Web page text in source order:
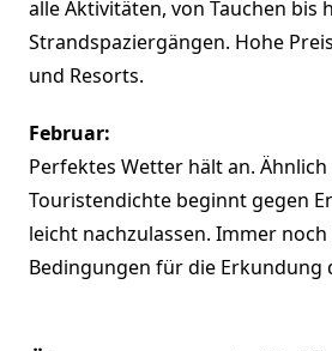
alle Aktivitäten, von Tauchen bis
Strandspaziergängen. Hohe
und Resorts.
Februar:
Perfektes Wetter hält an. Ähnlich
Touristendichte beginnt gegen
leicht nachzulassen. Immer
Bedingungen für die Erkundung